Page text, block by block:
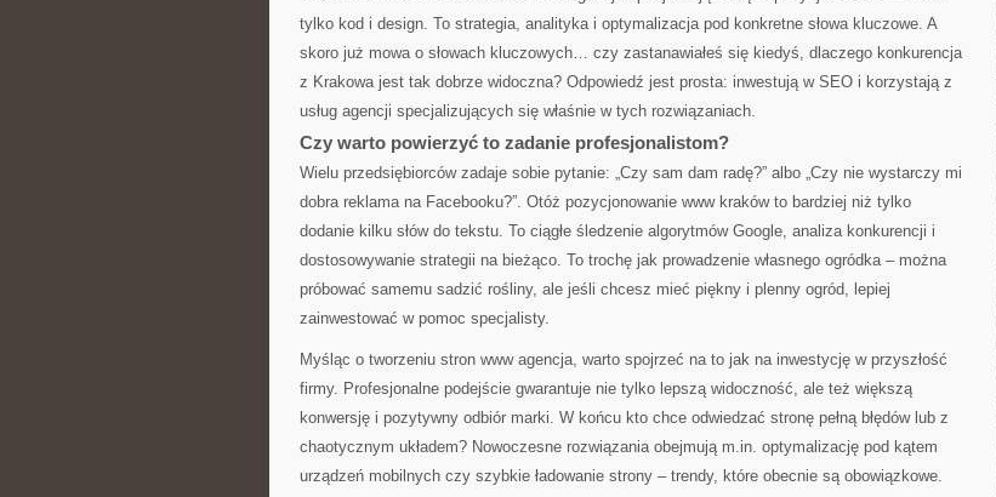
tylko kod i design. To strategia, analityka i optymalizacja pod konkretne słowa kluczowe. A
skoro już mowa o słowach kluczowych… czy zastanawiałeś się kiedyś, dlaczego konkurencja
z Krakowa jest tak dobrze widoczna? Odpowiedź jest prosta: inwestują w SEO i korzystają z
usług agencji specjalizujących się właśnie w tych rozwiązaniach.
Czy warto powierzyć to zadanie profesjonalistom?
Wielu przedsiębiorców zadaje sobie pytanie: „Czy sam dam radę?” albo „Czy nie wystarczy mi
dobra reklama na Facebooku?”. Otóż pozycjonowanie www kraków to bardziej niż tylko
dodanie kilku słów do tekstu. To ciągłe śledzenie algorytmów Google, analiza konkurencji i
dostosowywanie strategii na bieżąco. To trochę jak prowadzenie własnego ogródka – można
próbować samemu sadzić rośliny, ale jeśli chcesz mieć piękny i plenny ogród, lepiej
zainwestować w pomoc specjalisty.
Myśląc o tworzeniu stron www agencja, warto spojrzeć na to jak na inwestycję w przyszłość
firmy. Profesjonalne podejście gwarantuje nie tylko lepszą widoczność, ale też większą
konwersję i pozytywny odbiór marki. W końcu kto chce odwiedzać stronę pełną błędów lub z
chaotycznym układem? Nowoczesne rozwiązania obejmują m.in. optymalizację pod kątem
urządzeń mobilnych czy szybkie ładowanie strony – trendy, które obecnie są obowiązkowe.